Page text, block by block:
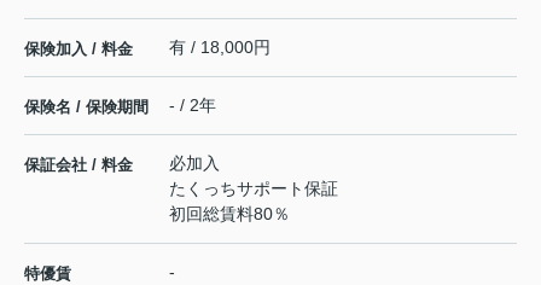
保険加入 / 料金 有 / 18,000円
保険名 / 保険期間 - / 2年
保証会社 / 料金
必加入
たくっちサポート保証
初回総賃料80％
特優賃 -